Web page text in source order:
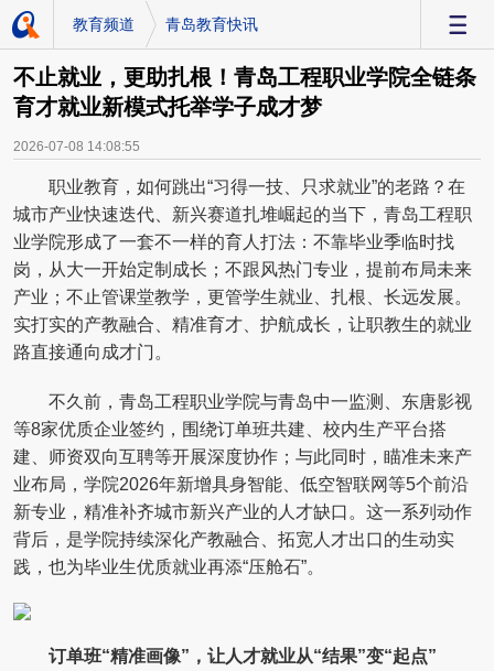
教育频道 青岛教育快讯
不止就业，更助扎根！青岛工程职业学院全链条
育才就业新模式托举学子成才梦
2026-07-08 14:08:55
职业教育，如何跳出“习得一技、只求就业”的老路？在
城市产业快速迭代、新兴赛道扎堆崛起的当下，青岛工程职
业学院形成了一套不一样的育人打法：不靠毕业季临时找
岗，从大一开始定制成长；不跟风热门专业，提前布局未来
产业；不止管课堂教学，更管学生就业、扎根、长远发展。
实打实的产教融合、精准育才、护航成长，让职教生的就业
路直接通向成才门。
不久前，青岛工程职业学院与青岛中一监测、东唐影视
等8家优质企业签约，围绕订单班共建、校内生产平台搭
建、师资双向互聘等开展深度协作；与此同时，瞄准未来产
业布局，学院2026年新增具身智能、低空智联网等5个前沿
新专业，精准补齐城市新兴产业的人才缺口。这一系列动作
背后，是学院持续深化产教融合、拓宽人才出口的生动实
践，也为毕业生优质就业再添“压舱石”。
订单班“精准画像”，让人才就业从“结果”变“起点”